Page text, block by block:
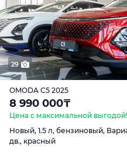
29
OMODA C5 2025
8 990 000₸
Цена с максимальной выгодой!
Новый, 1.5 л, бензиновый,
дв., красный